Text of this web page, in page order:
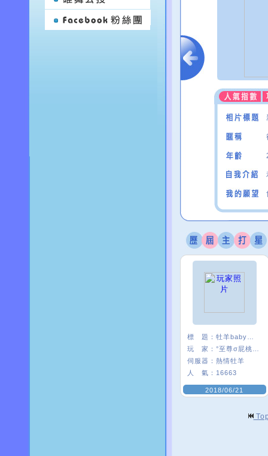
標 題：
玩 家：
伺服器： 熱情牡羊
人 氣： 16663
2018/06/21